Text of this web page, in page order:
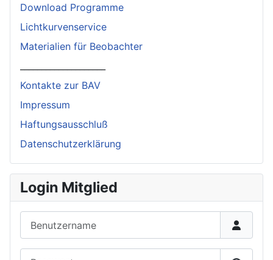
Download Programme
Lichtkurvenservice
Materialien für Beobachter
Kontakte zur BAV
Impressum
Haftungsausschluß
Datenschutzerklärung
Login Mitglied